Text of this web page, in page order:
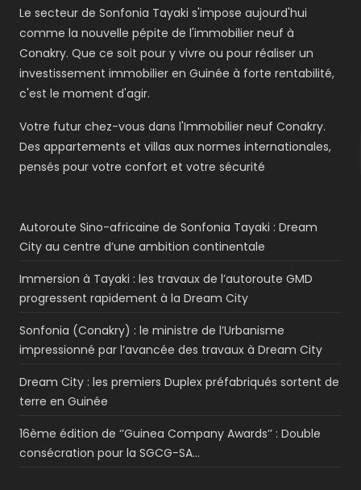
Le secteur de Sonfonia Tayaki s'impose aujourd'hui
comme la nouvelle pépite de l'immobilier neuf à
Conakry. Que ce soit pour y vivre ou pour réaliser un
investissement immobilier en Guinée à forte rentabilité,
c'est le moment d'agir.
Votre futur chez-vous dans l'Immobilier neuf Conakry.
Des appartements et villas aux normes internationales,
pensés pour votre confort et votre sécurité
Autoroute Sino-africaine de Sonfonia Tayaki : Dream
City au centre d’une ambition continentale
Immersion à Tayaki : les travaux de l’autoroute GMD
progressent rapidement à la Dream City
Sonfonia (Conakry) : le ministre de l’Urbanisme
impressionné par l’avancée des travaux à Dream City
Dream City : les premiers Duplex préfabriqués sortent de
terre en Guinée
16ème édition de ‘’Guinea Company Awards’’ : Double
consécration pour la SGCG-SA…